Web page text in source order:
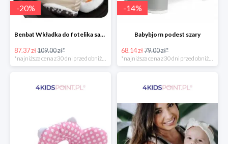
-20%
Benbat Wkładka do fotelika samochodowego
87.37 zł109.00 zł*
*najniższa cena z 30 dni przed obniżką
-14%
Babybjorn podest szary
68.14 zł79.00 zł*
*najniższa cena z 30 dni przed obniżką